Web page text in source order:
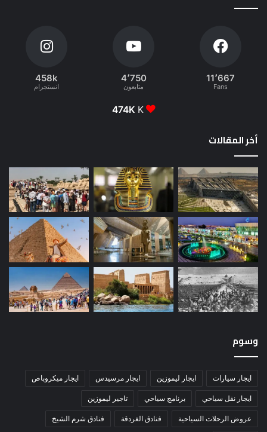
11٬667
Fans
4٬750
متابعون
458k
انستجرام
474K K
أخر المقالات
وسوم
ايجار سيارات ايجار ليموزين ايجار مرسيدس ايجار ميكروباص
ايجار نقل سياحي برنامج سياحي تاجير ليموزين
عروض الرحلات السياحية فنادق الغردقة فنادق شرم الشيخ